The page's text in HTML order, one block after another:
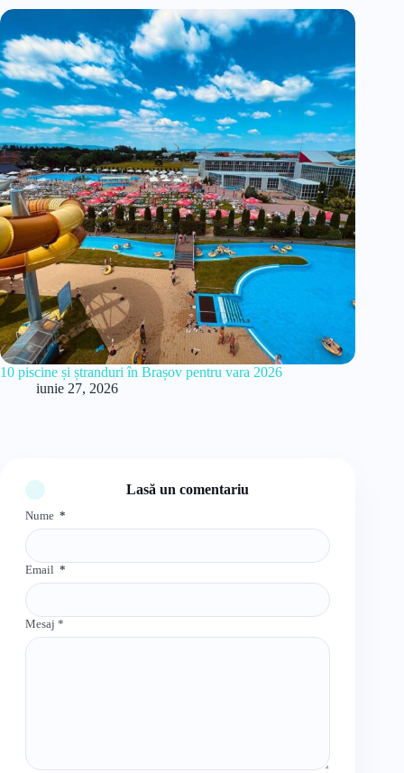
10 piscine și ștranduri în Brașov pentru vara 2026
iunie 27, 2026
Lasă un comentariu
Nume *
Email *
Mesaj *